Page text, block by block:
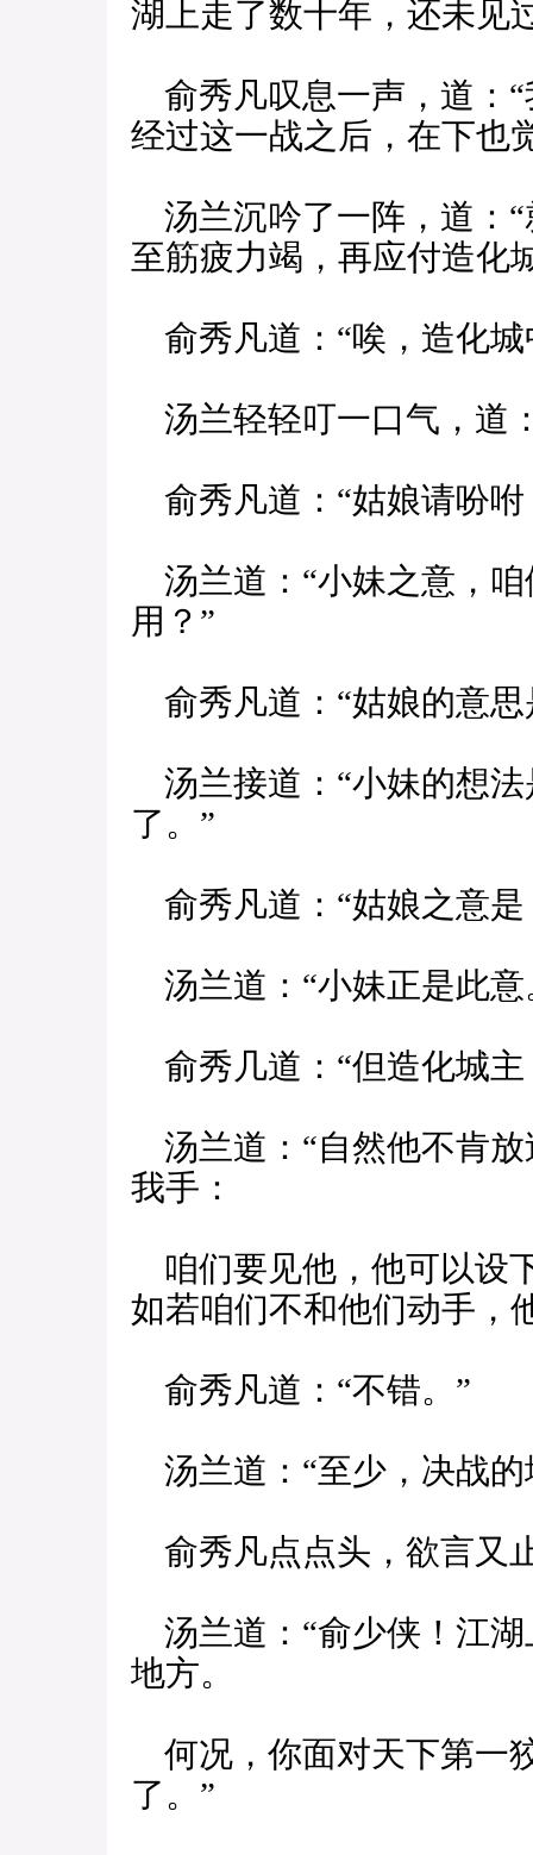
湖上走了数十年，还未见
俞秀凡叹息一声，道：
经过这一战之后，在下也
汤兰沉吟了一阵，道：
至筋疲力竭，再应付造化
俞秀凡道：“唉，造化
汤兰轻轻叮一口气，道
俞秀凡道：“姑娘请吩咐
汤兰道：“小妹之意，
用？”
俞秀凡道：“姑娘的意
汤兰接道：“小妹的想
了。”
俞秀凡道：“姑娘之意是
汤兰道：“小妹正是此意
俞秀几道：“但造化城主
汤兰道：“自然他不肯
我手：
咱们要见他，他可以设
如若咱们不和他们动手，
俞秀凡道：“不错。”
汤兰道：“至少，决战的
俞秀凡点点头，欲言又
汤兰道：“俞少侠！江
地方。
何况，你面对天下第一
了。”